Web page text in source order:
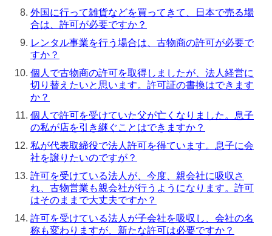
外国に行って雑貨などを買ってきて、日本で売る場
合は、許可が必要ですか？
レンタル事業を行う場合は、古物商の許可が必要で
すか？
個人で古物商の許可を取得しましたが、法人経営に
切り替えたいと思います。許可証の書換はできます
か？
個人で許可を受けていた父が亡くなりました。息子
の私が店を引き継ぐことはできますか？
私が代表取締役で法人許可を得ています。息子に会
社を譲りたいのですが？
許可を受けている法人が、今度、親会社に吸収さ
れ、古物営業も親会社が行うようになります。許可
はそのままで大丈夫ですか？
許可を受けている法人が子会社を吸収し、会社の名
称も変わりますが、新たな許可は必要ですか？